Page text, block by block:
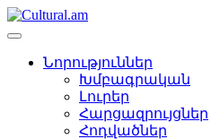
Նորություններ
Խմբագրական
Լուրեր
Հարցազրույցներ
Հոդվածներ